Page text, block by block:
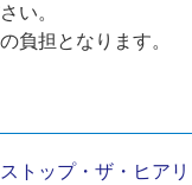
い。
担となります。
トップ・ザ・ヒア